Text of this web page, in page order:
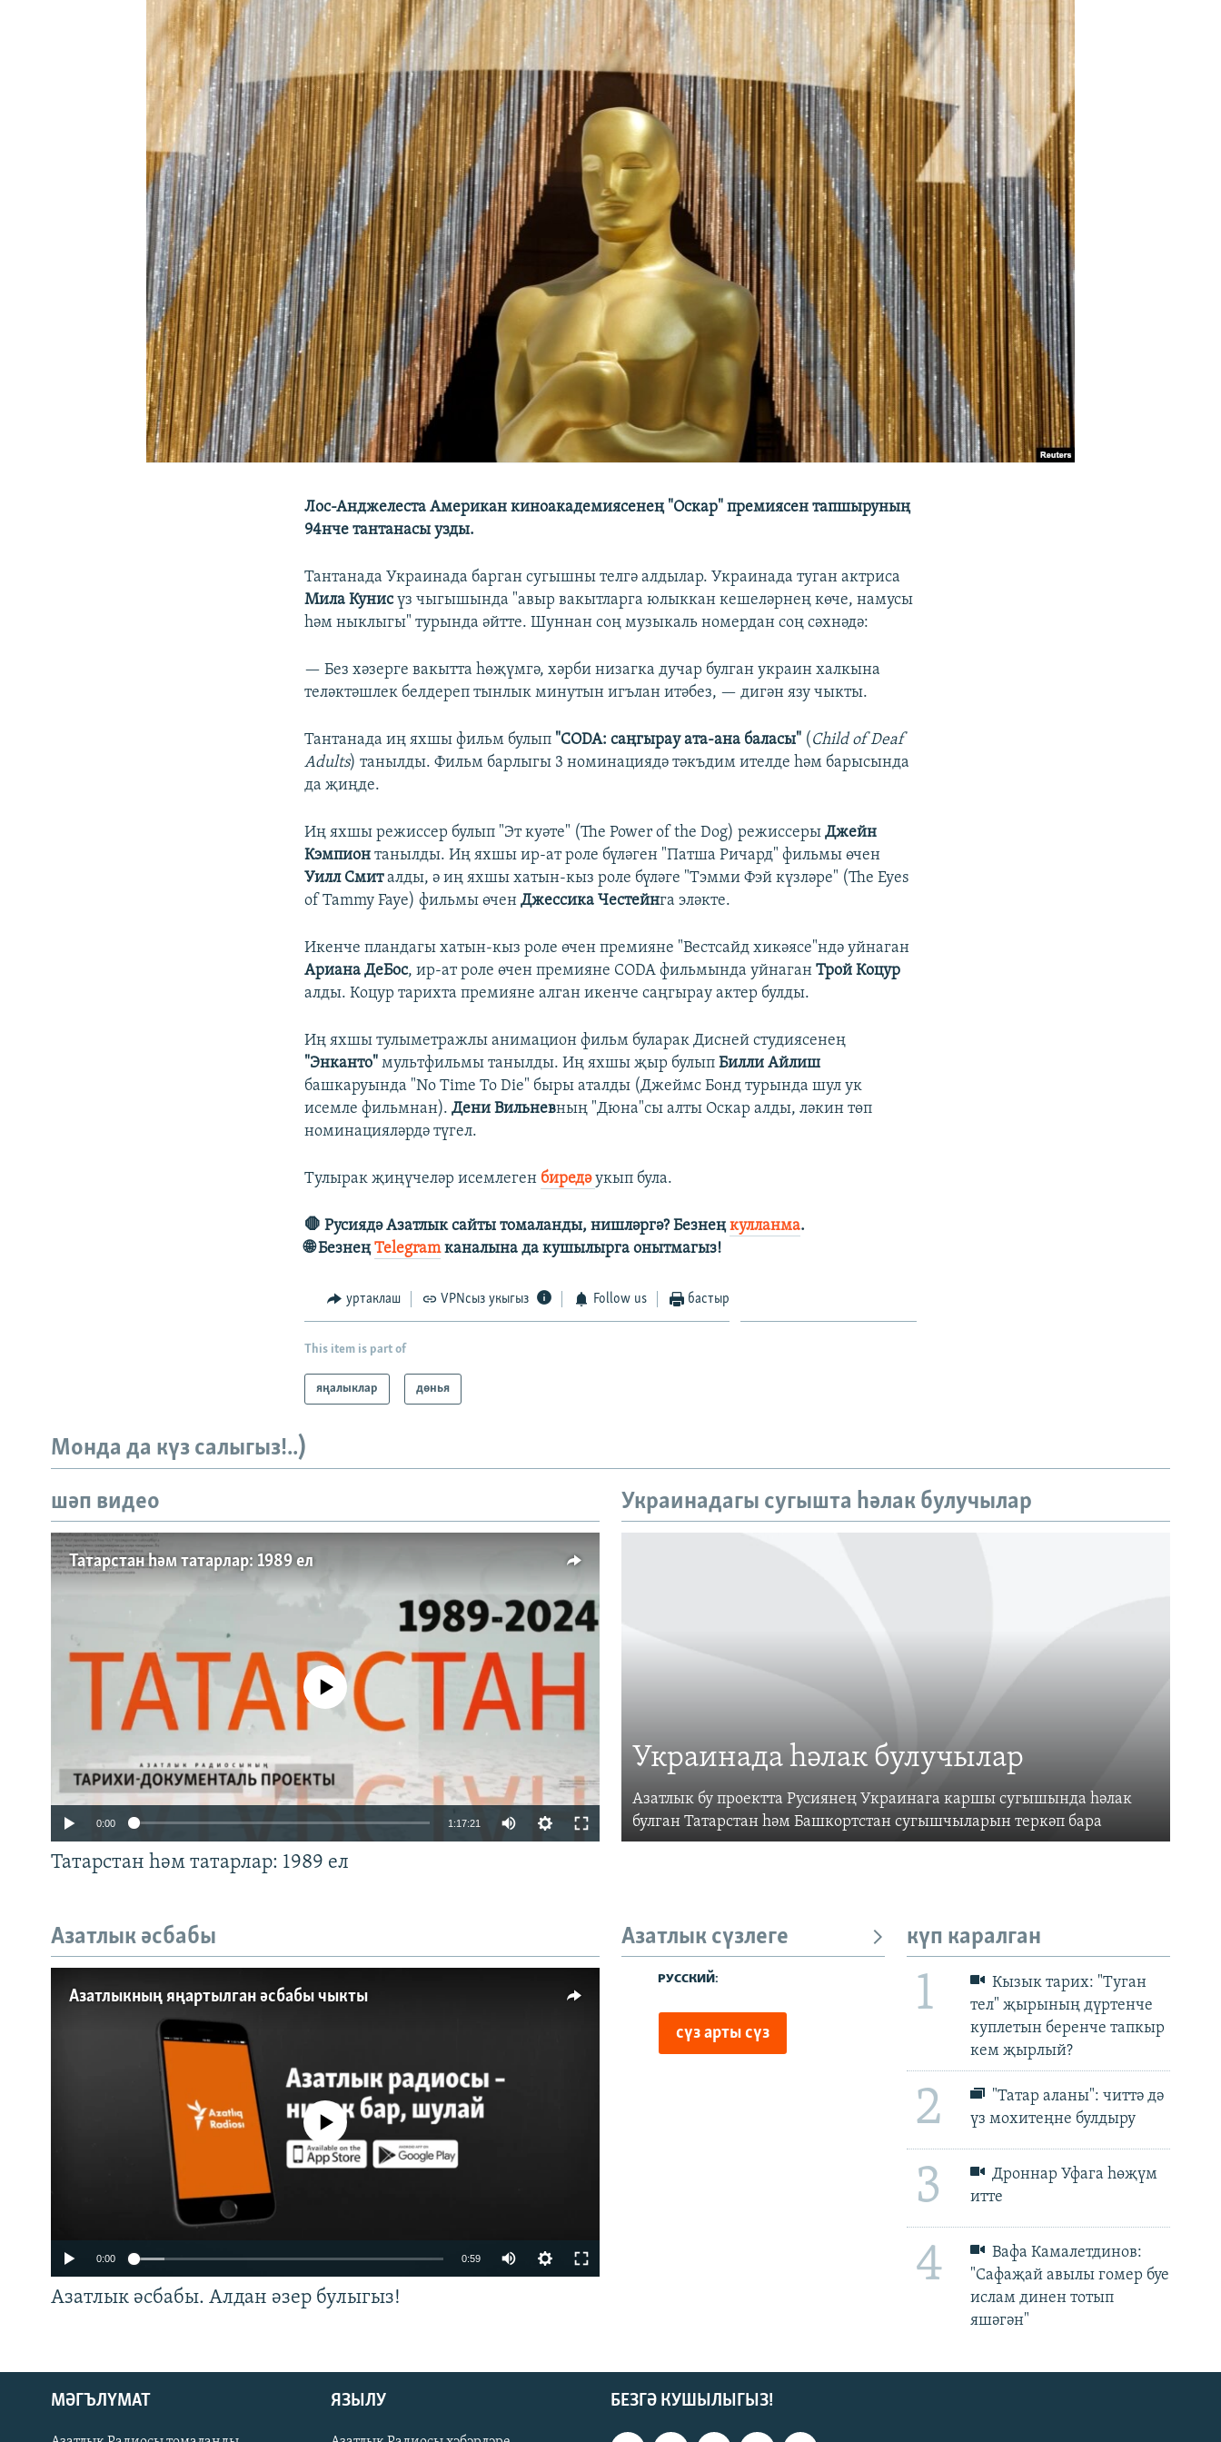
ӘЙДӘ ONLINE
Лос-Анджелеста Американ киноакадемиясенең "Оскар" премиясен тапшыруның
94нче тантанасы узды.
Тантанада Украинада барган сугышны телгә алдылар. Украинада туган актриса
Мила Кунисүз чыгышында "авыр вакытларга юлыккан кешеләрнең көче, намусы
һәм ныклыгы" турында әйтте. Шуннан соң музыкаль номердан соң сәхнәдә:
— Без хәзерге вакытта һөҗүмгә, хәрби низагка дучар булган украин халкына
теләктәшлек белдереп тынлык минутын игълан итәбез, — дигән язу чыкты.
Тантанада иң яхшы фильм булып "CODA: саңгырау ата-ана баласы" ( Child of Deaf
Adults) танылды. Фильм барлыгы 3 номинациядә тәкъдим ителде һәм барысында
да җиңде.
Иң яхшы режиссер булып "Эт куәте" (The Power of the Dog) режиссерыДжейн
Кэмпион танылды. Иң яхшы ир-ат роле бүләген "Патша Ричард" фильмы өчен
Уилл Смиталды, ә иң яхшы хатын-кыз роле бүләге "Тэмми Фэй күзләре" (The Eyes
of Tammy Faye) фильмы өченДжессика Честейнга эләкте.
Икенче пландагы хатын-кыз роле өчен премияне "Вестсайд хикәясе"ндә уйнаган
Ариана ДеБос, ир-ат роле өчен премияне CODA фильмында уйнаганТрой Коцур
алды. Коцур тарихта премияне алган икенче саңгырау актер булды.
Иң яхшы тулыметражлы анимацион фильм буларак Дисней студиясенең
"Энканто" мультфильмы танылды. Иң яхшы җыр булыпБилли Айлиш
башкаруында "No Time To Die" быры аталды (Джеймс Бонд турында шул ук
исемле фильмнан).Дени Вильневның "Дюна"сы алты Оскар алды, ләкин төп
номинацияләрдә түгел.
Тулырак җиңүчеләр исемлеген биредәукып була.
🛑 Русиядә Азатлык сайты томаланды, нишләргә? Безнеңкулланма.
🌐 БезнеңTelegramканалына да кушылырга онытмагыз!
уртаклаш VPNсыз укыгыз Follow us бастыр
This item is part of
яңалыклар дөнья
Монда да күз салыгыз!..)
шәп видео
Татарстан һәм татарлар: 1989 ел
киңлек px
Auto 240p 360p 480p
No media source currently available
0:00 1:17:21
Татарстан һәм татарлар: 1989 ел
Украинадагы сугышта һәлак булучылар
Украинада һәлак булучылар
Азатлык бу проектта Русиянең Украинага каршы сугышында һәлак
булган Татарстан һәм Башкортстан сугышчыларын теркәп бара
Азатлык әсбабы
Азатлыкның яңартылган әсбабы чыкты
No media source currently available
0:00 0:59
Азатлык әсбабы. Алдан әзер булыгыз!
Азатлык сүзлеге күп каралган
1
Кызык тарих: "Туган
тел" җырының дүртенче
куплетын беренче тапкыр
кем җырлый?
2
"Татар аланы": читтә дә
үз мохитеңне булдыру
3
Дроннар Уфага һөҗүм
итте
4
Вафа Камалетдинов:
"Сафаҗай авылы гомер буе
ислам динен тотып
яшәгән"
БЕЗГӘ КУШЫЛЫГЫЗ!
МӘГЪЛҮМАТ ЯЗЫЛУ